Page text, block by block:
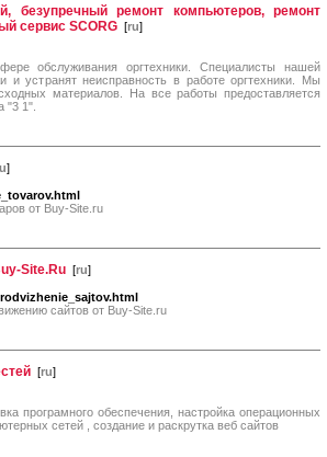
безупречный ремонт компьютеров, ремонт
сервис SCORG [ru]
обслуживания оргтехники. Специалисты нашей
и устранят неисправность в работе оргтехники. Мы
материалов. На все работы предоставляется
"3 1".
]
от Buy-Site.ru
Site.Ru [ru]
сайтов от Buy-Site.ru
[ru]
програмного обеспечения, настройка операционных
сетей , создание и раскрутка веб сайтов